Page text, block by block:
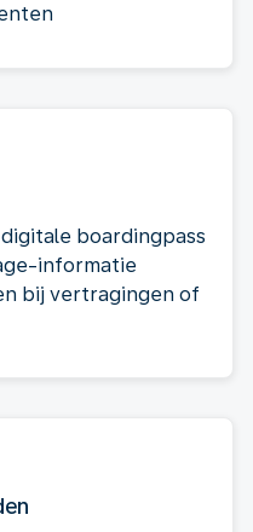
boardingpass
informatie
bij vertragingen of